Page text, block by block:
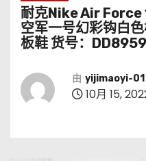
耐克Nike Air Force
空军一号幻彩钩白
板鞋 货号：
由 yijimaoyi-01
10月 15,